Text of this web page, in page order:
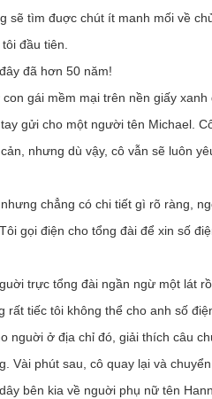
sẽ tìm đuợc chút ít manh mối về
đầu tiên.
đã hơn 50 năm!
gái mềm mại trên nền giấy
gửi cho một người tên Michael.
nhưng dù vậy, cô vẫn sẽ luôn
chẳng có chi tiết gì rõ ràng,
gọi điện cho tổng đài để xin số
trực tổng đài ngần ngừ một lát
rất tiếc tôi không thể cho anh số
nguời ở địa chỉ đó, giải thích câu
Vài phút sau, cô quay lại và
bên kia về nguời phụ nữ tên